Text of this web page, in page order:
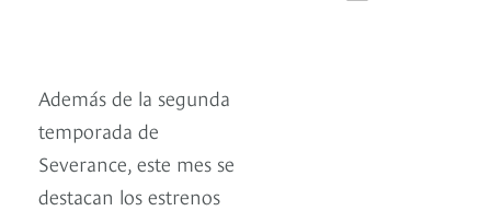
Además de la segunda
temporada de
Severance, este mes se
destacan los estrenos